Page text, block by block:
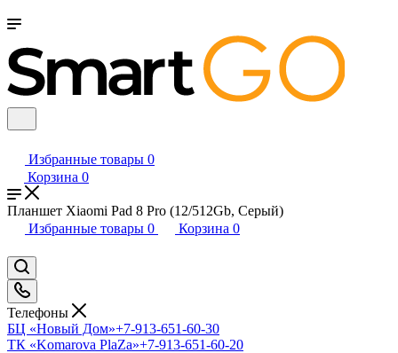
Избранные товары 0
Корзина 0
Планшет Xiaomi Pad 8 Pro (12/512Gb, Серый)
Избранные товары 0 Корзина 0
Телефоны
БЦ «Новый Дом»+7-913-651-60-30
ТК «Komarova PlaZa»+7-913-651-60-20